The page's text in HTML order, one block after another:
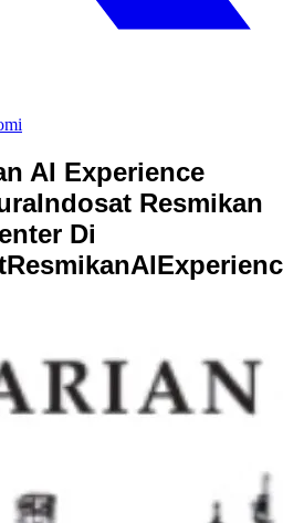
mi
AI Experience
Indosat Resmikan
Di
ResmikanAIExperienc